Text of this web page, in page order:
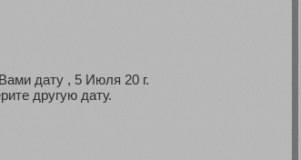
дату , 5 Июля 20 г.
другую дату.